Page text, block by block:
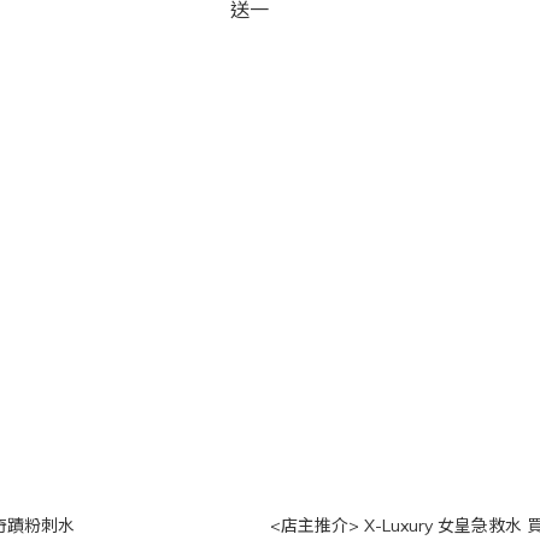
蹟粉刺水 <店主推介> X-Luxury 女皇急救水